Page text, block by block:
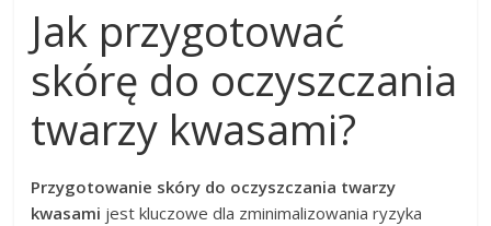
Jak przygotować
skórę do oczyszczania
twarzy kwasami?
Przygotowanie skóry do oczyszczania twarzy
kwasami jest kluczowe dla zminimalizowania ryzyka